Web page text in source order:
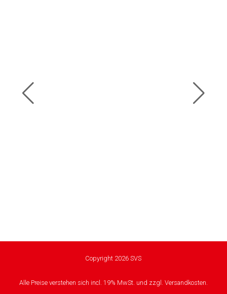
Copyright 2026 SVS
Alle Preise verstehen sich incl. 19% MwSt. und zzgl. Versandkosten.